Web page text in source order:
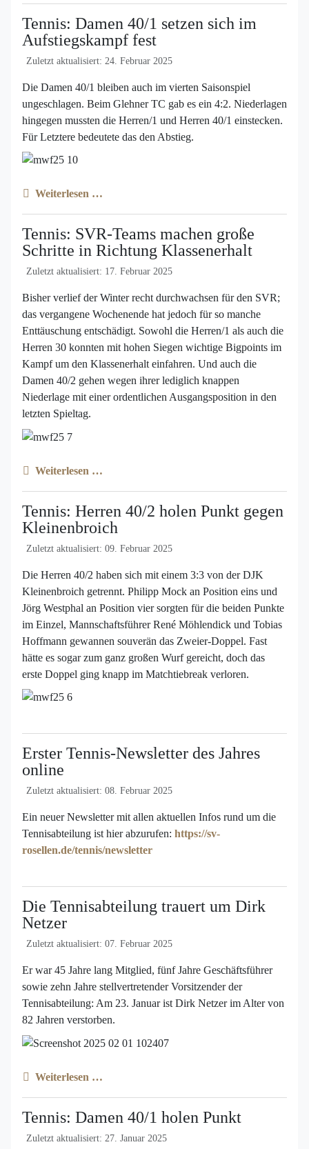
Tennis: Damen 40/1 setzen sich im
Aufstiegskampf fest
Zuletzt aktualisiert: 24. Februar 2025
Die Damen 40/1 bleiben auch im vierten Saisonspiel
ungeschlagen. Beim Glehner TC gab es ein 4:2. Niederlagen
hingegen mussten die Herren/1 und Herren 40/1 einstecken.
Für Letztere bedeutete das den Abstieg.
Weiterlesen …
Tennis: SVR-Teams machen große
Schritte in Richtung Klassenerhalt
Zuletzt aktualisiert: 17. Februar 2025
Bisher verlief der Winter recht durchwachsen für den SVR;
das vergangene Wochenende hat jedoch für so manche
Enttäuschung entschädigt. Sowohl die Herren/1 als auch die
Herren 30 konnten mit hohen Siegen wichtige Bigpoints im
Kampf um den Klassenerhalt einfahren. Und auch die
Damen 40/2 gehen wegen ihrer lediglich knappen
Niederlage mit einer ordentlichen Ausgangsposition in den
letzten Spieltag.
Weiterlesen …
Tennis: Herren 40/2 holen Punkt gegen
Kleinenbroich
Zuletzt aktualisiert: 09. Februar 2025
Die Herren 40/2 haben sich mit einem 3:3 von der DJK
Kleinenbroich getrennt. Philipp Mock an Position eins und
Jörg Westphal an Position vier sorgten für die beiden Punkte
im Einzel, Mannschaftsführer René Möhlendick und Tobias
Hoffmann gewannen souverän das Zweier-Doppel. Fast
hätte es sogar zum ganz großen Wurf gereicht, doch das
erste Doppel ging knapp im Matchtiebreak verloren.
Erster Tennis-Newsletter des Jahres
online
Zuletzt aktualisiert: 08. Februar 2025
Ein neuer Newsletter mit allen aktuellen Infos rund um die
Tennisabteilung ist hier abzurufen: https://sv-
rosellen.de/tennis/newsletter
Die Tennisabteilung trauert um Dirk
Netzer
Zuletzt aktualisiert: 07. Februar 2025
Er war 45 Jahre lang Mitglied, fünf Jahre Geschäftsführer
sowie zehn Jahre stellvertretender Vorsitzender der
Tennisabteilung: Am 23. Januar ist Dirk Netzer im Alter von
82 Jahren verstorben.
Weiterlesen …
Tennis: Damen 40/1 holen Punkt
Zuletzt aktualisiert: 27. Januar 2025